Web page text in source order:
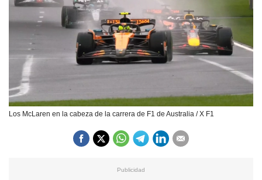
Los McLaren en la cabeza de la carrera de F1 de Australia / X F1